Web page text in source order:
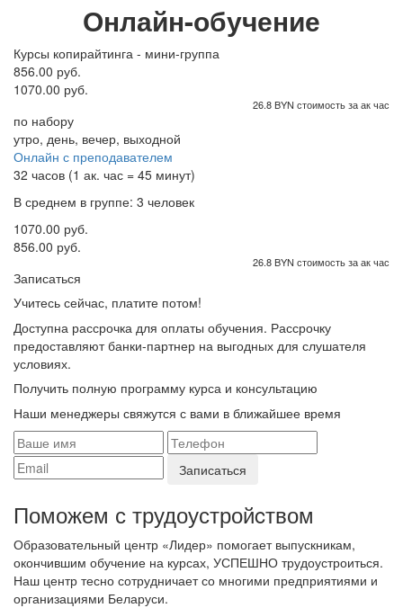
Онлайн-обучение
Курсы копирайтинга - мини-группа
856.00 руб.
1070.00 руб.
26.8 BYN стоимость за ак час
по набору
утро, день, вечер, выходной
Онлайн с преподавателем
32 часов (1 ак. час = 45 минут)
В среднем в группе: 3 человек
1070.00 руб.
856.00 руб.
26.8 BYN стоимость за ак час
Записаться
Учитесь сейчас, платите потом!
Доступна рассрочка для оплаты обучения. Рассрочку
предоставляют банки-партнер на выгодных для слушателя
условиях.
Получить полную программу курса и консультацию
Наши менеджеры свяжутся с вами в ближайшее время
Поможем с трудоустройcтвом
Образовательный центр «Лидер» помогает выпускникам,
окончившим обучение на курсах, УСПЕШНО трудоустроиться.
Наш центр тесно сотрудничает со многими предприятиями и
организациями Беларуси.